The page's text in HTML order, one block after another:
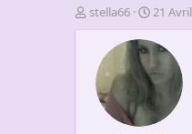
A
u
stella66
D
a
t
d
d
é
21